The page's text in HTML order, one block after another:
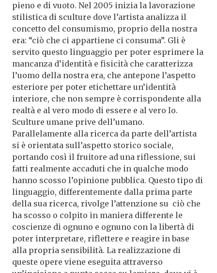
pieno e di vuoto. Nel 2005 inizia la lavorazione
stilistica di sculture dove l’artista analizza il
concetto del consumismo, proprio della nostra
era: “ciò che ci appartiene ci consuma”. Gli è
servito questo linguaggio per poter esprimere la
mancanza d’identità e fisicità che caratterizza
l’uomo della nostra era, che antepone l’aspetto
esteriore per poter etichettare un’identità
interiore, che non sempre è corrispondente alla
realtà e al vero modo di essere e al vero Io.
Sculture umane prive dell’umano.
Parallelamente alla ricerca da parte dell’artista
si è orientata sull’aspetto storico sociale,
portando così il fruitore ad una riflessione, sui
fatti realmente accaduti che in qualche modo
hanno scosso l’opinione pubblica. Questo tipo di
linguaggio, differentemente dalla prima parte
della sua ricerca, rivolge l’attenzione su ciò che
ha scosso o colpito in maniera differente le
coscienze di ognuno e ognuno con la libertà di
poter interpretare, riflettere e reagire in base
alla propria sensibilità. La realizzazione di
queste opere viene eseguita attraverso